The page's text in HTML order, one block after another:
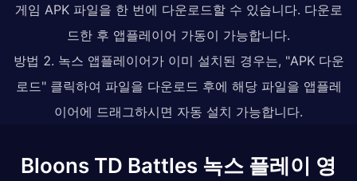
게임 APK 파일을 한 번에 다운로드할 수 있습니다. 다운로
드한 후 앱플레이어 가동이 가능합니다.
방법 2. 녹스 앱플레이어가 이미 설치된 경우는, "APK 다운
로드" 클릭하여 파일을 다운로드 후에 해당 파일을 앱플레
이어에 드래그하시면 자동 설치 가능합니다.
Bloons TD Battles 녹스 플레이 영